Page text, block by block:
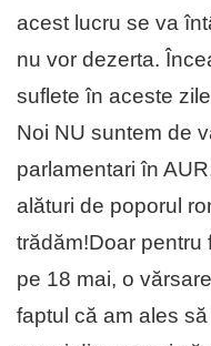
acest lucru se va
nu vor dezerta.
suflete în aceste
Noi NU suntem de
parlamentari în
alături de poporul
trădăm!Doar pentru
pe 18 mai, o
faptul că am ales